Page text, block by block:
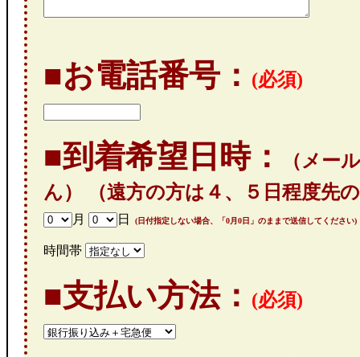
■お電話番号： (必須)
■到着希望日時：
（メー
ん）
（遠方の方は４、５日程度先
月 日 (日付指定しない場合、「0月0日」のままで送信してください)
時間帯
■支払い方法： (必須)